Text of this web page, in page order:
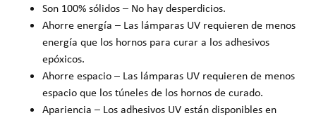
Son 100% sólidos – No hay desperdicios.
Ahorre energía – Las lámparas UV requieren de menos
energía que los hornos para curar a los adhesivos
epóxicos.
Ahorre espacio – Las lámparas UV requieren de menos
espacio que los túneles de los hornos de curado.
Apariencia – Los adhesivos UV están disponibles en